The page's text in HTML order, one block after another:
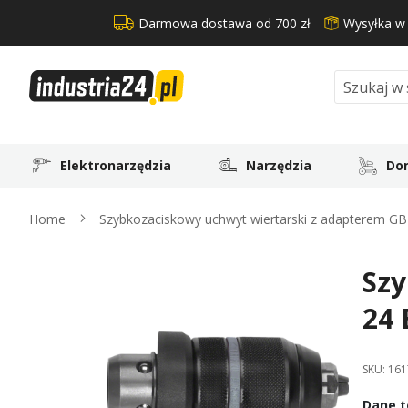
Darmowa dostawa od 700 zł Wysyłka
Search
Elektronarzędzia Narzędzia
Home Szybkozaciskowy uchwyt wiertarski z adapterem
of
the
images
24
SKU: